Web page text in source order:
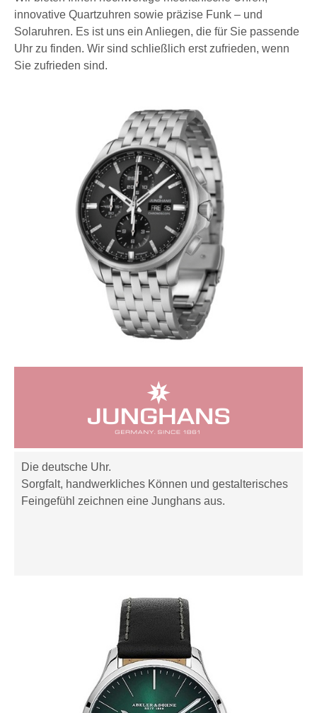
innovative Quartzuhren sowie präzise Funk – und
Solaruhren. Es ist uns ein Anliegen, die für Sie passende
Uhr zu finden. Wir sind schließlich erst zufrieden, wenn
Sie zufrieden sind.
Die deutsche Uhr.
Sorgfalt, handwerkliches Können und gestalterisches
Feingefühl zeichnen eine Junghans aus.